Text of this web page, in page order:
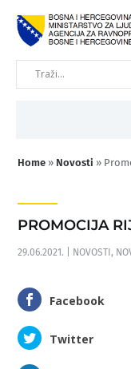
Home » Novosti »
PROMOCIJA
29.06.2021. NOVOSTI,
Facebook
Twitter